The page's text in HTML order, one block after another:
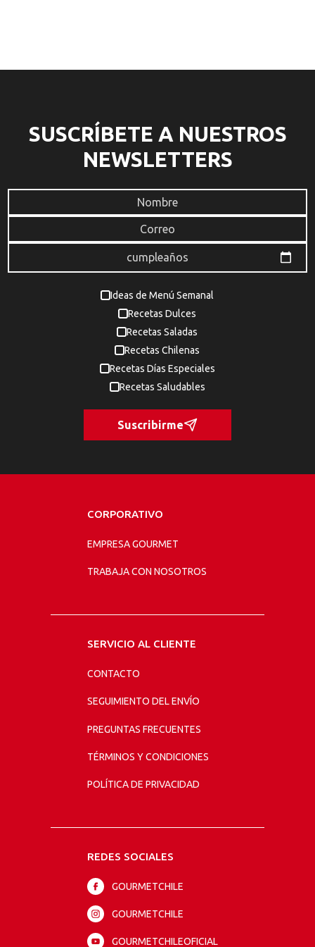
SUSCRÍBETE A NUESTROS
NEWSLETTERS
Ideas de Menú Semanal
Recetas Dulces
Recetas Saladas
Recetas Chilenas
Recetas Días Especiales
Recetas Saludables
Suscribirme
CORPORATIVO
EMPRESA GOURMET
TRABAJA CON NOSOTROS
SERVICIO AL CLIENTE
CONTACTO
SEGUIMIENTO DEL ENVÍO
PREGUNTAS FRECUENTES
TÉRMINOS Y CONDICIONES
POLÍTICA DE PRIVACIDAD
REDES SOCIALES
GOURMETCHILE
GOURMETCHILE
GOURMETCHILEOFICIAL